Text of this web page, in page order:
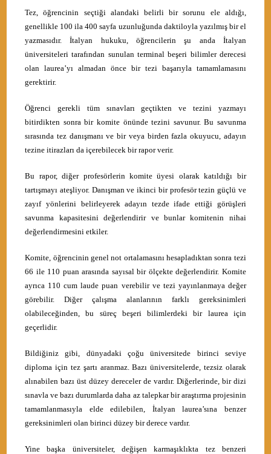
Tez, öğrencinin seçtiği alandaki belirli bir sorunu ele aldığı,
genellikle 100 ila 400 sayfa uzunluğunda daktiloyla yazılmış bir el
yazmasıdır. İtalyan hukuku, öğrencilerin şu anda İtalyan
üniversiteleri tarafından sunulan terminal beşeri bilimler derecesi
olan laurea’yı almadan önce bir tezi başarıyla tamamlamasını
gerektirir.
Öğrenci gerekli tüm sınavları geçtikten ve tezini yazmayı
bitirdikten sonra bir komite önünde tezini savunur. Bu savunma
sırasında tez danışmanı ve bir veya birden fazla okuyucu, adayın
tezine itirazları da içerebilecek bir rapor verir.
Bu rapor, diğer profesörlerin komite üyesi olarak katıldığı bir
tartışmayı ateşliyor. Danışman ve ikinci bir profesör tezin güçlü ve
zayıf yönlerini belirleyerek adayın tezde ifade ettiği görüşleri
savunma kapasitesini değerlendirir ve bunlar komitenin nihai
değerlendirmesini etkiler.
Komite, öğrencinin genel not ortalamasını hesapladıktan sonra tezi
66 ile 110 puan arasında sayısal bir ölçekte değerlendirir. Komite
ayrıca 110 cum laude puan verebilir ve tezi yayınlanmaya değer
görebilir. Diğer çalışma alanlarının farklı gereksinimleri
olabileceğinden, bu süreç beşeri bilimlerdeki bir laurea için
geçerlidir.
Bildiğiniz gibi, dünyadaki çoğu üniversitede birinci seviye
diploma için tez şartı aranmaz. Bazı üniversitelerde, tezsiz olarak
alınabilen bazı üst düzey dereceler de vardır. Diğerlerinde, bir dizi
sınavla ve bazı durumlarda daha az talepkar bir araştırma projesinin
tamamlanmasıyla elde edilebilen, İtalyan laurea’sına benzer
gereksinimleri olan birinci düzey bir derece vardır.
Yine başka üniversiteler, değişen karmaşıklıkta tez benzeri